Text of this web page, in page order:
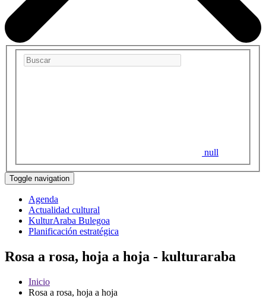
null
Toggle navigation
Agenda
Actualidad cultural
KulturAraba Bulegoa
Planificación estratégica
Rosa a rosa, hoja a hoja - kulturaraba
Inicio
Rosa a rosa, hoja a hoja